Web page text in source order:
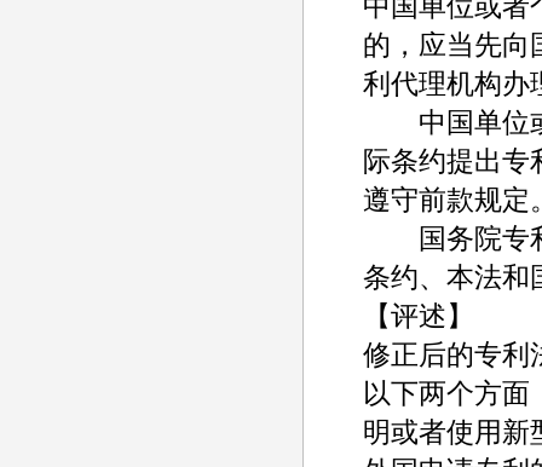
的，应当先向
利代理机构办
中国单位或
际条约提出专
遵守前款规定
国务院专利
条约、本法和
【评述】
修正后的专利
以下两个方
明或者使用新